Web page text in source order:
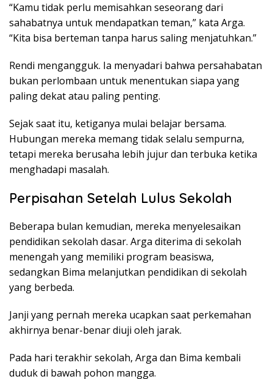
“Kamu tidak perlu memisahkan seseorang dari
sahabatnya untuk mendapatkan teman,” kata Arga.
“Kita bisa berteman tanpa harus saling menjatuhkan.”
Rendi mengangguk. Ia menyadari bahwa persahabatan
bukan perlombaan untuk menentukan siapa yang
paling dekat atau paling penting.
Sejak saat itu, ketiganya mulai belajar bersama.
Hubungan mereka memang tidak selalu sempurna,
tetapi mereka berusaha lebih jujur dan terbuka ketika
menghadapi masalah.
Perpisahan Setelah Lulus Sekolah
Beberapa bulan kemudian, mereka menyelesaikan
pendidikan sekolah dasar. Arga diterima di sekolah
menengah yang memiliki program beasiswa,
sedangkan Bima melanjutkan pendidikan di sekolah
yang berbeda.
Janji yang pernah mereka ucapkan saat perkemahan
akhirnya benar-benar diuji oleh jarak.
Pada hari terakhir sekolah, Arga dan Bima kembali
duduk di bawah pohon mangga.